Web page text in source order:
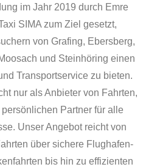
im Jahr 2019 durch Emre
SIMA zum Ziel gesetzt,
von Grafing, Ebersberg,
und Steinhöring einen
Transportservice zu bieten.
nur als Anbieter von Fahrten,
Partner für alle
Unser Angebot reicht von
über sichere Flughafen-
bis hin zu effizienten